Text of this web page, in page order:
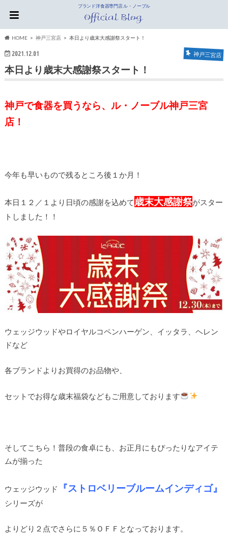
ブランド洋食器専門店 ル・ノーブル
HOME 神戸三宮店 本日より歳末大感謝祭スタート！
2021.12.01 神戸三宮店
本日より歳末大感謝祭スタート！
神戸で食器を買うなら、ル・ノーブル神戸三宮
店！
今年も早いもので残るところ後１か月！
本日１２／１より日頃の感謝を込めて 歳末大感謝祭がスター
トしました！！
ウェッジウッドやロイヤルコペンハーゲン、イッタラ、ヘレン
ドなど
各ブランドよりお買得のお品物や、
セットでお得な歳末福袋などもご用意しております
そしてこちら！普段の食卓にも、お正月にもぴったりなアイテ
ムが揃った
ウェッジウッド 『ストロベリーブルームインディゴ』
シリーズが
よりどり２点でさらに５％ＯＦＦとなっております。